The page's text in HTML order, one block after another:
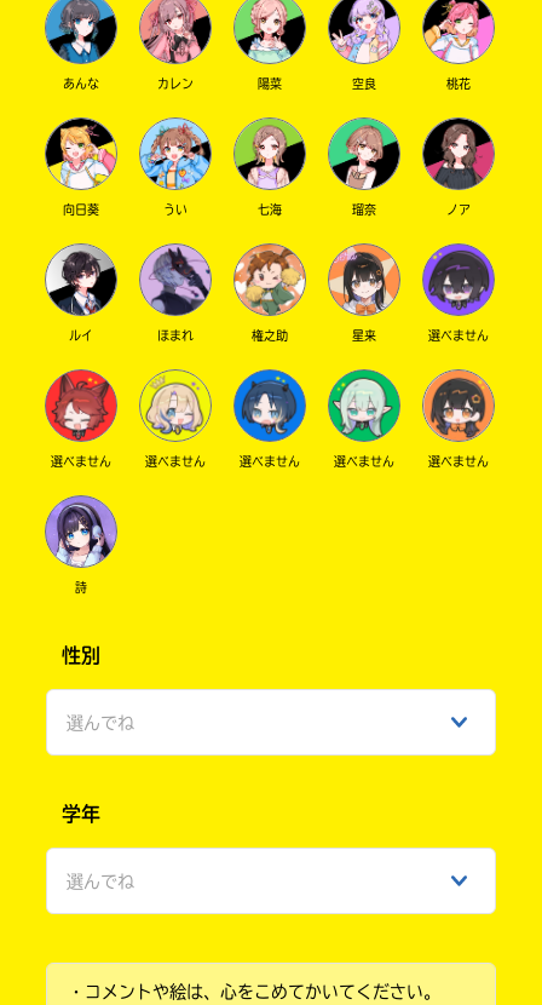
あんな カレン 陽菜 空良 桃花
向日葵 うい 七海 瑠奈 ノア
ルイ ほまれ 権之助 星来 選べません
選べません 選べません 選べません 選べません 選べません
詩
性別
選んでね
ひみつ
学年
選んでね
小学2年
・コメントや絵は、心をこめてかいてください。